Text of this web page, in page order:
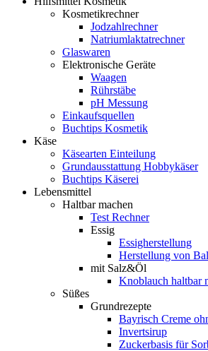
Kosmetikrechner
Jodzahlrechner
Natriumlaktatrechner
Glaswaren
Elektronische Geräte
Waagen
Rührstäbe
pH Messung
Einkaufsquellen
Buchtips Kosmetik
Käse
Käsearten Einteilung
Grundausstattung Hobbykäser
Buchtips Käserei
Lebensmittel
Haltbar machen
Test Rechner
Essig
Essigherstellung
Herstellung von
mit Salz&Öl
Knoblauch haltbar
Süßes
Grundrezepte
Bayrisch Creme
Invertsirup
Zuckerbasis für